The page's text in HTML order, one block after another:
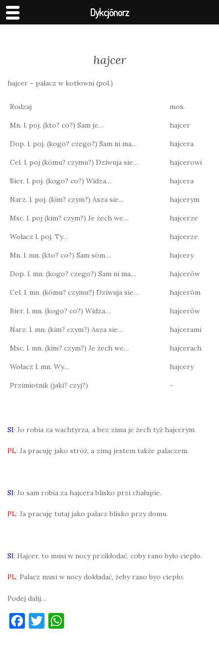
hajcer
hajcer – palacz w kotłowni (pol.)
Rodzaj mos.
Mn. l. poj. (kto? co?) Sam je… hajcer
Dop. l. poj. (kogo? czego?) Sam ni ma… hajcera
Cel. l. poj (kōmu? czymu?) Dziwuja sie… hajcerowi
Bier. l. poj. (kogo? co?) Widza… hajcera
Narz. l. poj. (kim? czym?) Asza sie... hajcerym
Msc. l. poj (kim? czym?) Je żech we… hajcerze
Wołacz l. poj. Ty… hajcerze
Mn. l. mn. (kto? co?) Sam sōm… hajcery
Dop. l. mn. (kogo? czego?) Sam ni ma… hajcerōw
Cel. l. mn. (kōmu? czymu?) Dziwuja sie… hajcerōm
Bier. l. mn. (kogo? co?) Widza… hajcerōw
Narz. l. mn. (kim? czym?) Asza sie… hajcerami
Msc. l. mn. (kim? czym?) Je żech we… hajcerach
Wołacz l. mn. Wy… hajcery
Przimiotnik (jaki? czyj?) -
SI: Jo robia za wachtyrza, a bez zima je żech tyż hajcerym.
PL: Ja pracuję jako stróż, a zimą jestem także palaczem.
SI: Jo sam robia za hajcera blisko przi chałupie.
PL: Ja pracuję tutaj jako palacz blisko przy domu.
SI: Hajcer, to musi w nocy przikłodać, coby rano było ciepło.
PL: Palacz musi w nocy dokładać, żeby rano byo ciepło.
Podej dalij…
F T
Dykcjōnorz